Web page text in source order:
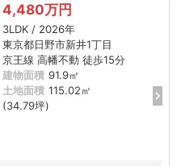
4,480万円
3LDK / 2026年
東京都日野市新井1丁目
京王線 高幡不動 徒歩15分
建物面積 91.9㎡
土地面積 115.02㎡
(34.79坪)